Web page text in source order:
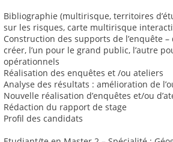
Bibliographie (multirisque, territoires
sur les risques, carte multirisque
Construction des supports de l’enquête
créer, l’un pour le grand public, l’autre
opérationnels
Réalisation des enquêtes et /ou ateliers
Analyse des résultats : amélioration de
Nouvelle réalisation d’enquêtes et/ou
Rédaction du rapport de stage
Profil des candidats